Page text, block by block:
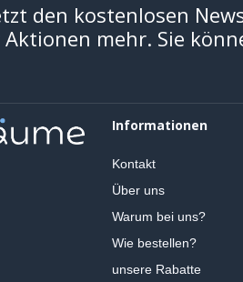
den kostenlosen
mehr. Sie
Informationen
Kontakt
Über uns
Warum bei uns?
Wie bestellen?
unsere Rabatte